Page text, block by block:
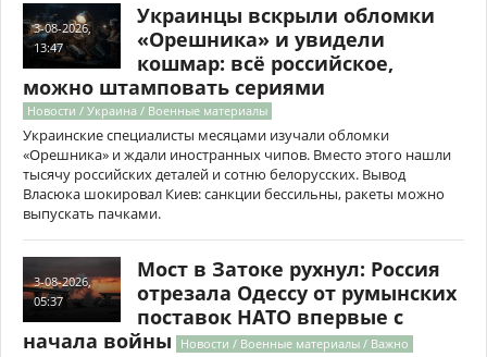
3-08-2026,
13:47
Украинцы вскрыли обломки
«Орешника» и увидели
кошмар: всё российское,
можно штамповать сериями
Новости / Украина / Военные материалы
Украинские специалисты месяцами изучали обломки
«Орешника» и ждали иностранных чипов. Вместо этого нашли
тысячу российских деталей и сотню белорусских. Вывод
Власюка шокировал Киев: санкции бессильны, ракеты можно
выпускать пачками.
3-08-2026,
05:37
Мост в Затоке рухнул: Россия
отрезала Одессу от румынских
поставок НАТО впервые с
начала войны
Новости / Военные материалы / Важно